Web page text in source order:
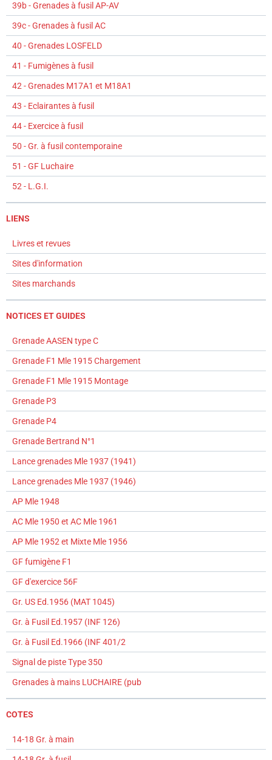
39b - Grenades à fusil AP-AV
39c - Grenades à fusil AC
40 - Grenades LOSFELD
41 - Fumigènes à fusil
42 - Grenades M17A1 et M18A1
43 - Eclairantes à fusil
44 - Exercice à fusil
50 - Gr. à fusil contemporaine
51 - GF Luchaire
52 - L.G.I.
LIENS
Livres et revues
Sites d'information
Sites marchands
NOTICES ET GUIDES
Grenade AASEN type C
Grenade F1 Mle 1915 Chargement
Grenade F1 Mle 1915 Montage
Grenade P3
Grenade P4
Grenade Bertrand N°1
Lance grenades Mle 1937 (1941)
Lance grenades Mle 1937 (1946)
AP Mle 1948
AC Mle 1950 et AC Mle 1961
AP Mle 1952 et Mixte Mle 1956
GF fumigène F1
GF d'exercice 56F
Gr. US Ed.1956 (MAT 1045)
Gr. à Fusil Ed.1957 (INF 126)
Gr. à Fusil Ed.1966 (INF 401/2
Signal de piste Type 350
Grenades à mains LUCHAIRE (pub
COTES
14-18 Gr. à main